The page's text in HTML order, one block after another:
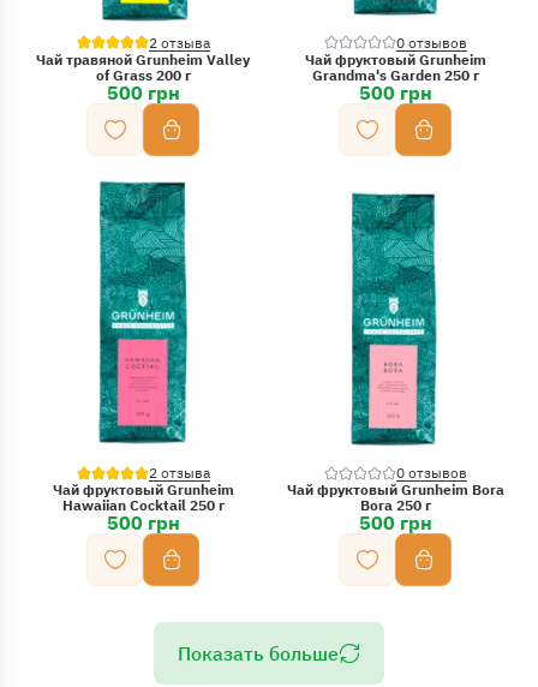
2 отзыва
Чай травяной Grunheim Valley
of Grass 200 г
500 грн
0 отзывов
Чай фруктовый Grunheim
Grandma's Garden 250 г
500 грн
2 отзыва
Чай фруктовый Grunheim
Hawaiian Cocktail 250 г
500 грн
0 отзывов
Чай фруктовый Grunheim Bora
Bora 250 г
500 грн
Показать больше